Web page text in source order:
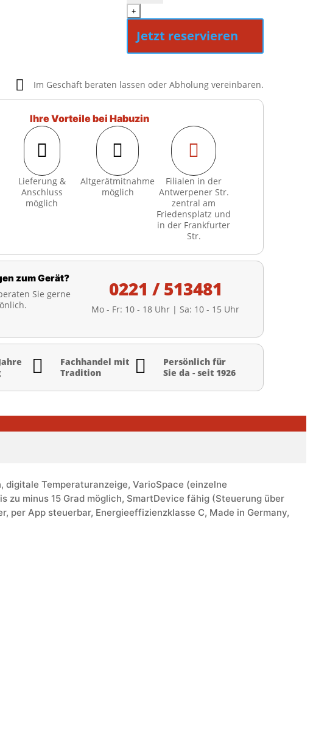
22
Menge
+
Jetzt reservieren
 Im Geschäft beraten lassen oder Abholung vereinbaren.
Ihre Vorteile bei Habuzin

Lieferung &
Anschluss
möglich

Altgerätmitnahme
möglich

Filialen in der
Antwerpener Str.
zentral am
Friedensplatz und
in der Frankfurter
Str.
zum Gerät?
Sie gerne
0221 / 513481
Mo - Fr: 10 - 18 Uhr | Sa: 10 - 15 Uhr

Fachhandel mit
Tradition

Persönlich für
Sie da - seit 1926
Temperaturanzeige, VarioSpace (einzelne
minus 15 Grad möglich, SmartDevice fähig (Steuerung über
App steuerbar, Energieeffizienzklasse C, Made in Germany,